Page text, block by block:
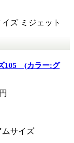
ズ ミジェット
105 (カラー:グ
円
ムサイズ